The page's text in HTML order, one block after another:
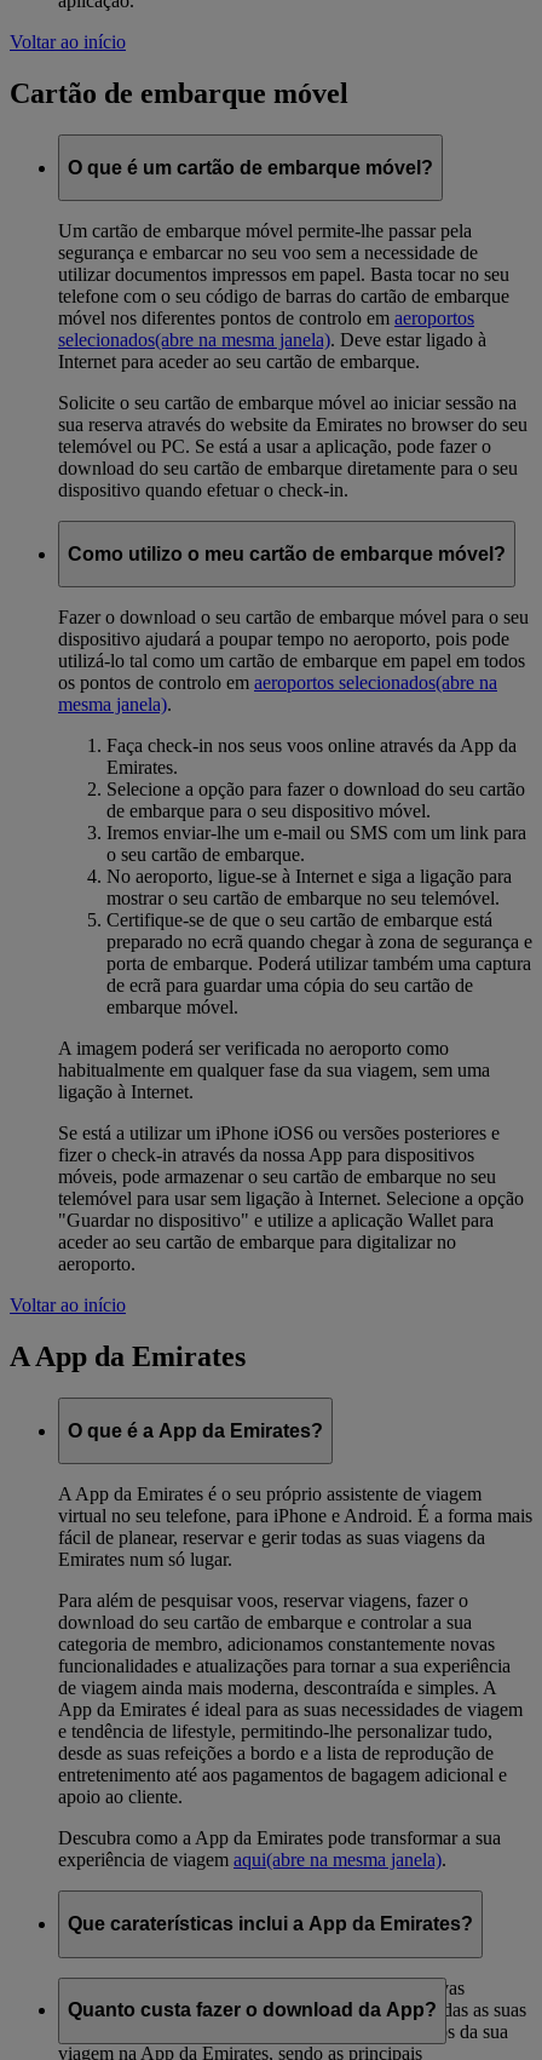
Voltar ao início
Cartão de embarque móvel
O que é um cartão de embarque móvel?
Um cartão de embarque móvel permite-lhe passar pela
segurança e embarcar no seu voo sem a necessidade de
utilizar documentos impressos em papel. Basta tocar no seu
telefone com o seu código de barras do cartão de embarque
móvel nos diferentes pontos de controlo em aeroportos
selecionados(abre na mesma janela). Deve estar ligado à
Internet para aceder ao seu cartão de embarque.
Solicite o seu cartão de embarque móvel ao iniciar sessão na
sua reserva através do website da Emirates no browser do seu
telemóvel ou PC. Se está a usar a aplicação, pode fazer o
download do seu cartão de embarque diretamente para o seu
dispositivo quando efetuar o check-in.
Como utilizo o meu cartão de embarque móvel?
Fazer o download o seu cartão de embarque móvel para o seu
dispositivo ajudará a poupar tempo no aeroporto, pois pode
utilizá-lo tal como um cartão de embarque em papel em todos
os pontos de controlo em aeroportos selecionados(abre na
mesma janela).
Faça check-in nos seus voos online através da App da
Emirates.
Selecione a opção para fazer o download do seu cartão
de embarque para o seu dispositivo móvel.
Iremos enviar-lhe um e-mail ou SMS com um link para
o seu cartão de embarque.
No aeroporto, ligue-se à Internet e siga a ligação para
mostrar o seu cartão de embarque no seu telemóvel.
Certifique-se de que o seu cartão de embarque está
preparado no ecrã quando chegar à zona de segurança e
porta de embarque. Poderá utilizar também uma captura
de ecrã para guardar uma cópia do seu cartão de
embarque móvel.
A imagem poderá ser verificada no aeroporto como
habitualmente em qualquer fase da sua viagem, sem uma
ligação à Internet.
Se está a utilizar um iPhone iOS6 ou versões posteriores e
fizer o check-in através da nossa App para dispositivos
móveis, pode armazenar o seu cartão de embarque no seu
telemóvel para usar sem ligação à Internet. Selecione a opção
"Guardar no dispositivo" e utilize a aplicação Wallet para
aceder ao seu cartão de embarque para digitalizar no
aeroporto.
Voltar ao início
A App da Emirates
O que é a App da Emirates?
A App da Emirates é o seu próprio assistente de viagem
virtual no seu telefone, para iPhone e Android. É a forma mais
fácil de planear, reservar e gerir todas as suas viagens da
Emirates num só lugar.
Para além de pesquisar voos, reservar viagens, fazer o
download do seu cartão de embarque e controlar a sua
categoria de membro, adicionamos constantemente novas
funcionalidades e atualizações para tornar a sua experiência
de viagem ainda mais moderna, descontraída e simples. A
App da Emirates é ideal para as suas necessidades de viagem
e tendência de lifestyle, permitindo-lhe personalizar tudo,
desde as suas refeições a bordo e a lista de reprodução de
entretenimento até aos pagamentos de bagagem adicional e
apoio ao cliente.
Descubra como a App da Emirates pode transformar a sua
experiência de viagem aqui(abre na mesma janela).
Que caraterísticas inclui a App da Emirates?
Estamos constantemente a atualizar e adicionar novas
funcionalidades à App, para que possa controlar todas as suas
necessidades de viagem. Pode gerir imensos aspetos da sua
viagem na App da Emirates, sendo as principais
Quanto custa fazer o download da App?